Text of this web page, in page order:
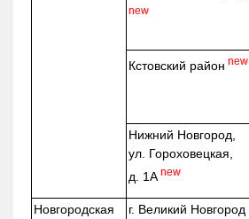
new
Кстовский район new
Нижний Новгород,
ул. Гороховецкая,
д. 1А new
Новгородская
г. Великий Новгород